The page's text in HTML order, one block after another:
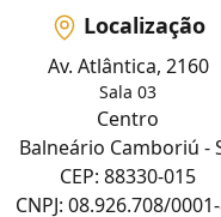
Localização
Av. Atlântica, 2160
Sala 03
Centro
Balneário Camboriú -
CEP: 88330-015
CNPJ: 08.926.708/